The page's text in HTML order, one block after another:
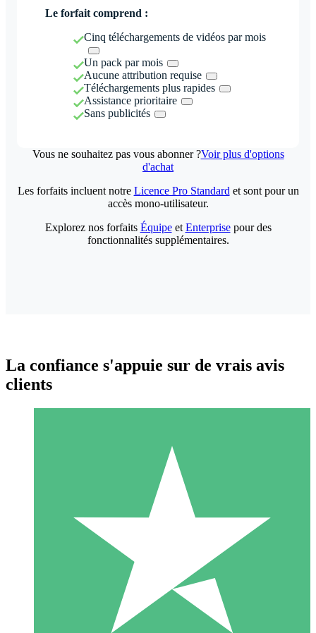
Le forfait comprend :
Cinq téléchargements de vidéos par mois
Un pack par mois
Aucune attribution requise
Téléchargements plus rapides
Assistance prioritaire
Sans publicités
Vous ne souhaitez pas vous abonner ?Voir plus d'options
d'achat
Packs de Crédits Individuels
Payez à l'utilisation avec des crédits de téléchargement. Sans
1 Téléchargement
10 00
Les forfaits incluent notre Licence Pro Standard et sont pour un
accès mono-utilisateur.
Explorez nos forfaits Équipeet Enterprisepour des
fonctionnalités supplémentaires.
La confiance s'appuie sur de vrais avis
clients